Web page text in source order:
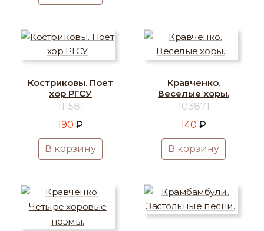
Костриковы. Поет
хор РГСУ
111581
190 ₽
В корзину
Кравченко.
Веселые хоры.
103871
140 ₽
В корзину